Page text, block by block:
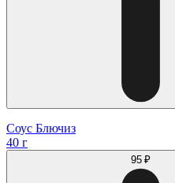
Соус Блючиз
40 г
95 ₽